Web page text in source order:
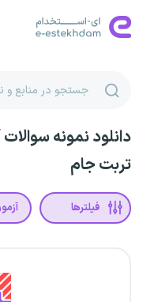
دانلود نمونه
تربت جام
فیلترها